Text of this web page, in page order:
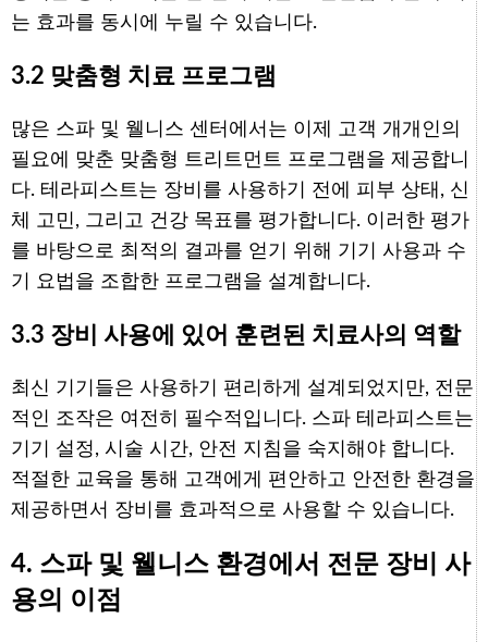
는 효과를 동시에 누릴 수 있습니다.
3.2 맞춤형 치료 프로그램
많은 스파 및 웰니스 센터에서는 이제 고객 개개인의
필요에 맞춘 맞춤형 트리트먼트 프로그램을 제공합니
다. 테라피스트는 장비를 사용하기 전에 피부 상태, 신
체 고민, 그리고 건강 목표를 평가합니다. 이러한 평가
를 바탕으로 최적의 결과를 얻기 위해 기기 사용과 수
기 요법을 조합한 프로그램을 설계합니다.
3.3 장비 사용에 있어 훈련된 치료사의 역할
최신 기기들은 사용하기 편리하게 설계되었지만, 전문
적인 조작은 여전히 필수적입니다. 스파 테라피스트는
기기 설정, 시술 시간, 안전 지침을 숙지해야 합니다.
적절한 교육을 통해 고객에게 편안하고 안전한 환경을
제공하면서 장비를 효과적으로 사용할 수 있습니다.
4. 스파 및 웰니스 환경에서 전문 장비 사
용의 이점